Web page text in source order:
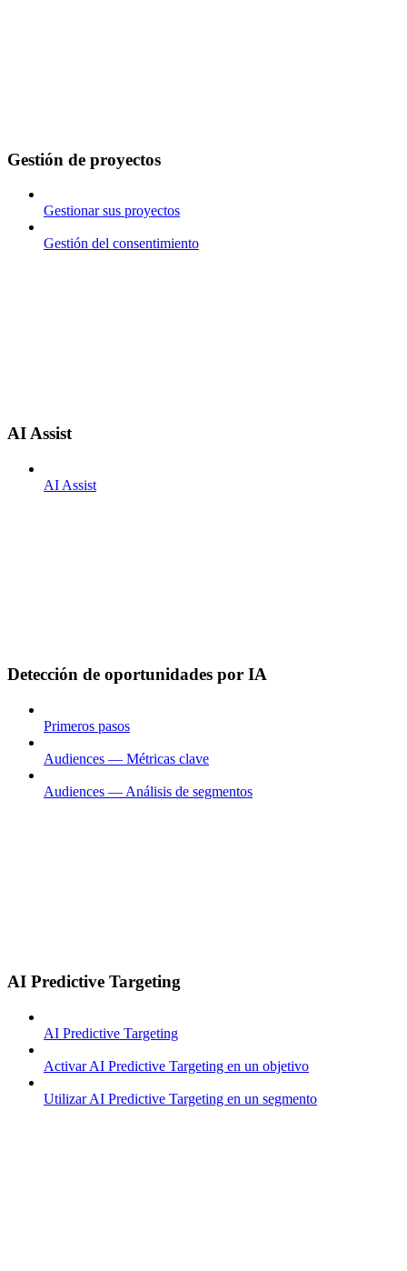
Gestión de proyectos
Gestionar sus proyectos
Gestión del consentimiento
AI Assist
AI Assist
Detección de oportunidades por IA
Primeros pasos
Audiences — Métricas clave
Audiences — Análisis de segmentos
AI Predictive Targeting
AI Predictive Targeting
Activar AI Predictive Targeting en un objetivo
Utilizar AI Predictive Targeting en un segmento